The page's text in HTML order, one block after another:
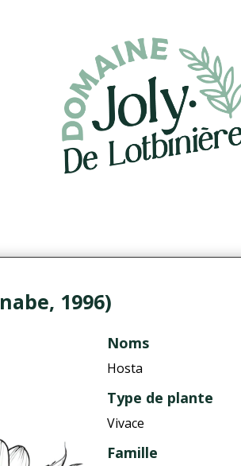
1996)
Noms
Hosta
Type de plante
Vivace
Famille